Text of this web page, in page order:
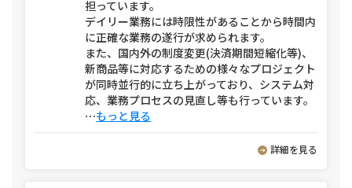
担っています。
デイリー業務には時限性があることから時間内
に正確な業務の遂行が求められます。
また、国内外の制度変更(決済期間短縮化等)、
新商品等に対応するための様々なプロジェクト
が同時並行的に立ち上がっており、システム対
応、業務プロセスの見直し等も行っています。
⋯もっと見る
詳細を見る